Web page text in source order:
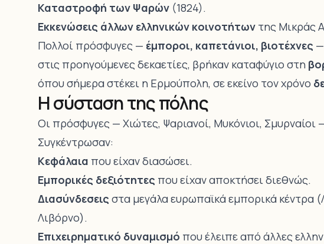
Καταστροφή των Ψαρών (1824).
Εκκενώσεις άλλων ελληνικών κοινοτήτων της Μικράς
Πολλοί πρόσφυγες — έμποροι, καπετάνιοι, βιοτέχνες
στις προηγούμενες δεκαετίες, βρήκαν καταφύγιο στη
όπου σήμερα στέκει η Ερμούπολη, σε εκείνο τον χρόνο
Η σύσταση της πόλης
Οι πρόσφυγες — Χιώτες, Ψαριανοί, Μυκόνιοι, Σμυρναίοι
Συγκέντρωσαν:
Κεφάλαια που είχαν διασώσει.
Εμπορικές δεξιότητες που είχαν αποκτήσει διεθνώς.
Διασύνδεσεις στα μεγάλα ευρωπαϊκά εμπορικά κέντρα
Λιβόρνο).
Επιχειρηματικό δυναμισμό που έλειπε από άλλες